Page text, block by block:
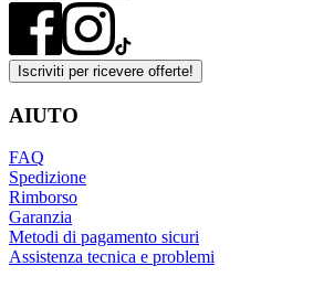
Iscriviti per ricevere offerte!
AIUTO
FAQ
Spedizione
Rimborso
Garanzia
Metodi di pagamento sicuri
Assistenza tecnica e problemi